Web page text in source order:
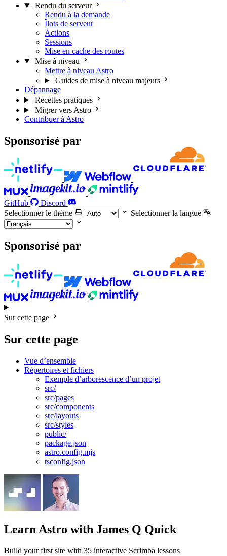
Rendu du serveur
Rendu à la demande
Îlots de serveur
Actions
Sessions
Mise en cache des routes
Mise à niveau
Mettre à niveau Astro
Guides de mise à niveau majeurs
Dépannage
Recettes pratiques
Migrer vers Astro
Contribuer à Astro
Sponsorisé par
GitHub
Discord
Selectionner le thème
Selectionner la langue
Sponsorisé par
Sur cette page
Sur cette page
Vue d’ensemble
Répertoires et fichiers
Exemple d’arborescence d’un projet
src/
src/pages
src/components
src/layouts
src/styles
public/
package.json
astro.config.mjs
tsconfig.json
Learn Astro with James Q Quick
Build your first site with 35 interactive Scrimba lessons